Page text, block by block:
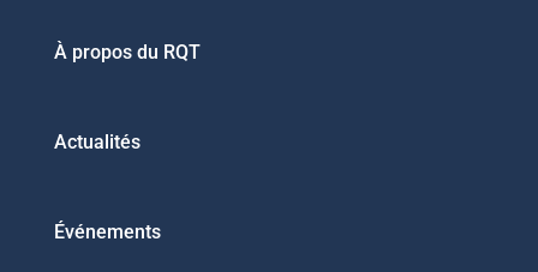
À propos du RQT
Actualités
Événements